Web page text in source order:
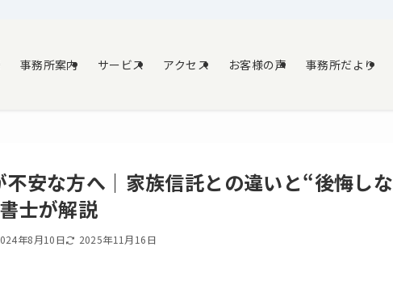
事務所案内 サービス アクセス お客様の声 事務所だより
安な方へ｜家族信託との違いと“後悔しな
士が解説
年8月10日 2025年11月16日